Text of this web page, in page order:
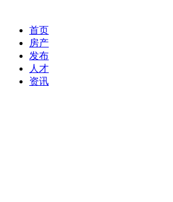
首页
房产
发布
人才
资讯